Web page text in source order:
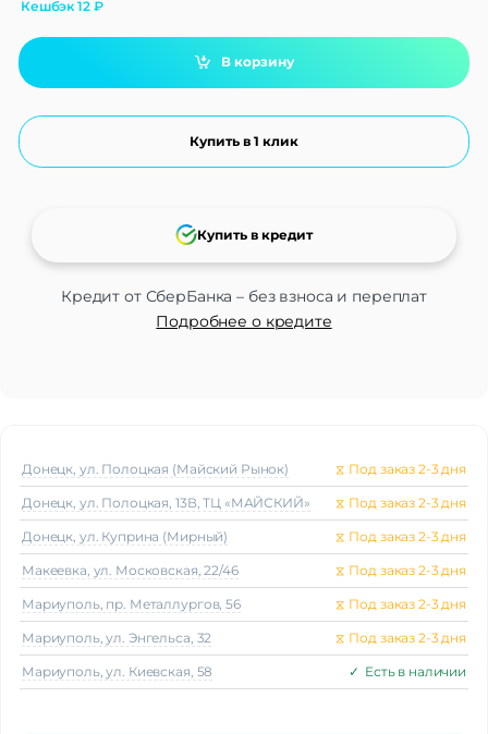
Кешбэк12₽
В корзину
Купить в 1 клик
Кредит от СберБанка – без взноса и переплат
Подробнее о кредите
Купить в кредит
Донецк, ул. Полоцкая (Майский Рынок) ⧖ Под заказ 2-3 дня
Донецк, ул. Полоцкая, 13В, ТЦ «МАЙСКИЙ» ⧖ Под заказ 2-3 дня
Донецк, ул. Куприна (Мирный) ⧖ Под заказ 2-3 дня
Макеeвка, ул. Московская, 22/46 ⧖ Под заказ 2-3 дня
Мариуполь, пр. Металлургов, 56 ⧖ Под заказ 2-3 дня
Мариуполь, ул. Энгельса, 32 ⧖ Под заказ 2-3 дня
Мариуполь, ул. Киевская, 58 ✓ Есть в наличии